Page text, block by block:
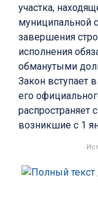
участка,
муниципальной
завершения
исполнения
обманутыми
Закон вступает
его
распространяет
возникшие с 1